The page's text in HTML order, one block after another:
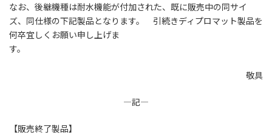
なお、後継機種は耐水機能が付加された、既に販売中の同サイ
ズ、同仕様の下記製品となります。 引続きディプロマット製品を
何卒宜しくお願い申し上げま
す。
敬具
―記―
【販売終了製品】